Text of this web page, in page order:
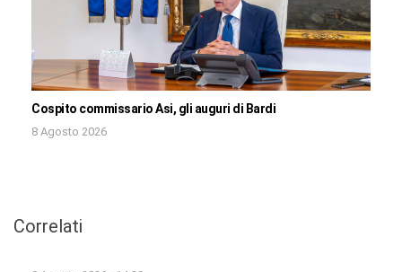
Cospito commissario Asi, gli auguri di Bardi
8 Agosto 2026
Correlati